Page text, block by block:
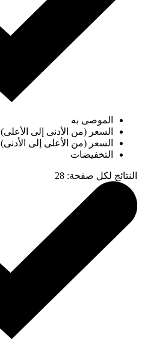
الموصى به
السعر (من الأدنى إلى الأعلى)
السعر (من الأعلى إلى الأدنى)
التخفيضات
النتائج لكل صفحة:
28